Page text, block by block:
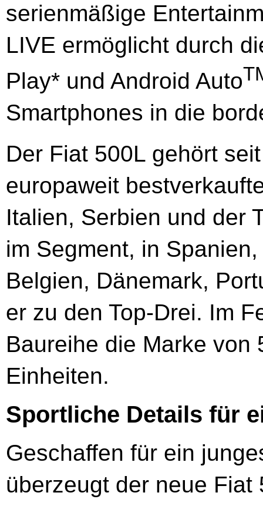
serienmäßige
LIVE ermöglicht durch
Play* und Android Auto
Smartphones in die
Der Fiat 500L gehört
europaweit
Italien, Serbien und der
im Segment, in
Belgien, Dänemark,
er zu den Top-Drei. Im
Bau­reihe die Marke von
Einheiten.
Sportliche Details für
Geschaffen für ein
überzeugt der neue